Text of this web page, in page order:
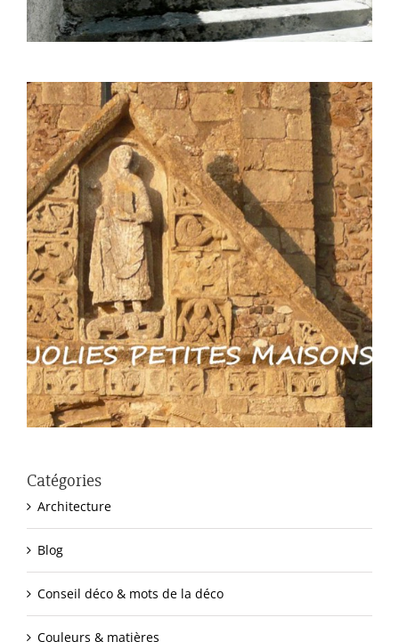
Catégories
Architecture
Blog
Conseil déco & mots de la déco
Couleurs & matières